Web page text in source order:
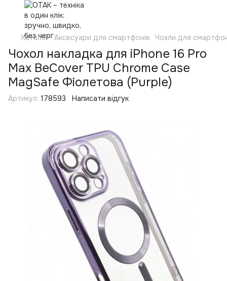
Каталог Аксесуари для смартфонів Чохли для
Чохол накладка для iPhone 16 Pro
Max BeCover TPU Chrome Case
MagSafe Фіолетова (Purple)
Артикул: 178593 Написати відгук